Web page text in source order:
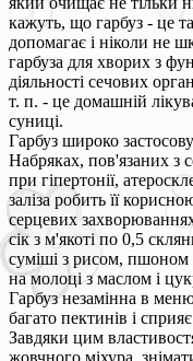
кажуть, що гарбуз - це
допомагає і ніколи не
гарбуза для хворих з
діяльності сечових
т. п. - це домашній
суниці.
Гарбуз широко
Набряках, пов'язаних з
при гіпертонії,
заліза робить її
серцевих
сік з м'якоті по 0,5
суміші з рисом,
на молоці з маслом і
Гарбуз незамінна в
багато пектинів і
Завдяки цим
жовчного міхура,